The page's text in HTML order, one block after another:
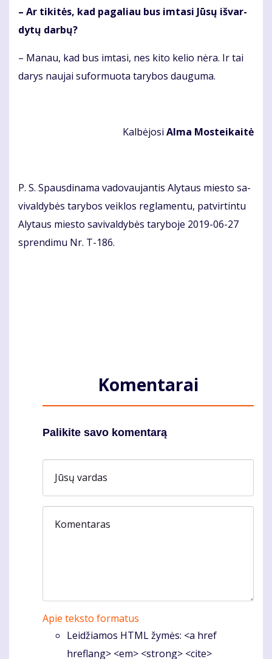
– Ar ti­ki­tės, kad pa­ga­liau bus im­ta­si Jū­sų iš­var­
dy­tų dar­bų?
– Ma­nau, kad bus im­ta­si, nes ki­to ke­lio nė­ra. Ir tai
da­rys nau­jai su­for­muo­ta ta­ry­bos dau­gu­ma.
Kal­bė­jo­si Al­ma Mos­tei­kai­tė
P. S. Spaus­di­na­ma va­do­vau­jan­tis Aly­taus mies­to sa­
vi­val­dy­bės ta­ry­bos veik­los reg­la­men­tu, pa­tvir­tin­tu
Aly­taus mies­to sa­vi­val­dy­bės ta­ry­bo­je 2019-06-27
spren­di­mu Nr. T-186.
Komentarai
Palikite savo komentarą
Jūsų vardas
Komentaras
Apie teksto formatus
Leidžiamos HTML žymės: <a href
hreflang> <em> <strong> <cite>